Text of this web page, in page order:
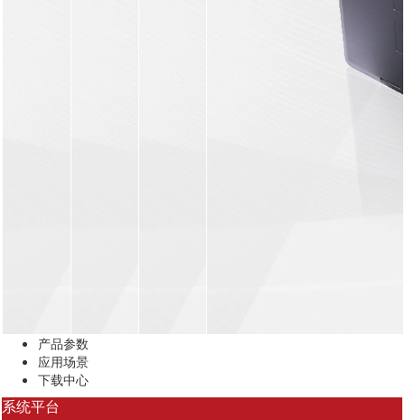
产品参数
应用场景
下载中心
系统平台